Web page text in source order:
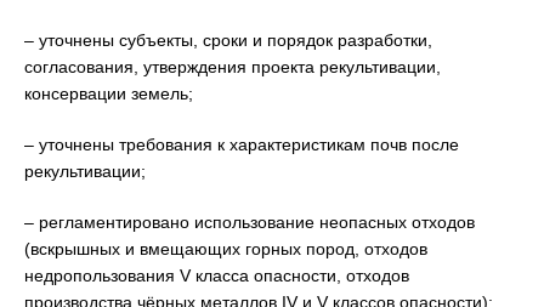
– уточнены субъекты, сроки и порядок разработки,
согласования, утверждения проекта рекультивации,
консервации земель;
– уточнены требования к характеристикам почв после
рекультивации;
– регламентировано использование неопасных отходов
(вскрышных и вмещающих горных пород, отходов
недропользования V класса опасности, отходов
производства чёрных металлов IV и V классов опасности);